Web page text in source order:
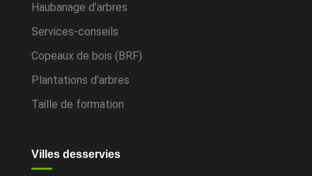
Haubanage d’arbres
Services-conseils
Copeaux de bois (BRF)
Plantations d’arbres
Taille de formation
Villes desservies